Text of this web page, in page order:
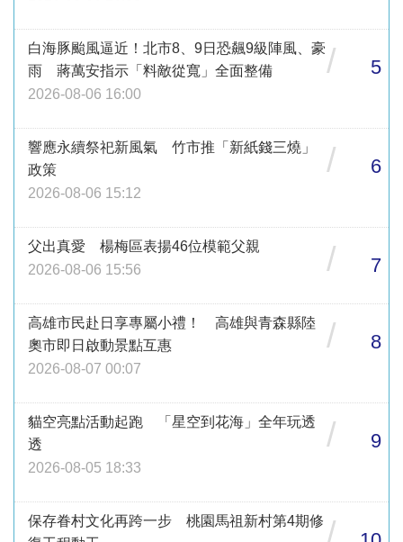
白海豚颱風逼近！北市8、9日恐飆9級陣風、豪
雨 蔣萬安指示「料敵從寬」全面整備
2026-08-06 16:00
/ 5
響應永續祭祀新風氣 竹市推「新紙錢三燒」
政策
2026-08-06 15:12
/ 6
父出真愛 楊梅區表揚46位模範父親
2026-08-06 15:56
/ 7
高雄市民赴日享專屬小禮！ 高雄與青森縣陸
奧市即日啟動景點互惠
2026-08-07 00:07
/ 8
貓空亮點活動起跑 「星空到花海」全年玩透
透
2026-08-05 18:33
/ 9
保存眷村文化再跨一步 桃園馬祖新村第4期修 /